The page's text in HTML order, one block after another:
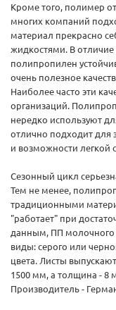
Кроме того, полимер
многих компаний
материал прекрасно
жидкостями. В
полипропилен
очень полезное
Наиболее часто эти
организаций.
нередко используют
отлично подходит для
и возможности легкой
Сезонный цикл
Тем не менее,
традиционными
"работает" при
данным, ПП молочного
виды: серого или
цвета. Листы
1500 мм, а толщина - 8
Производитель -